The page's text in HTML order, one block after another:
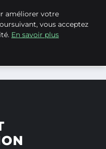
améliorer votre
vous acceptez
En savoir plus